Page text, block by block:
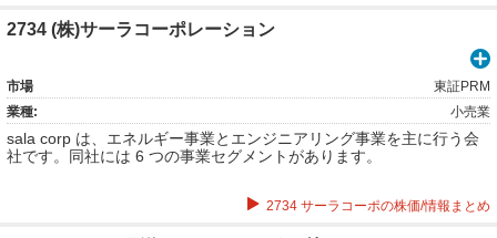
2734 (株)サーラコーポレーション
市場
東証PRM
業種:
小売業
sala corp は、エネルギー事業とエンジニアリング事業を主に行う会
社です。同社には 6 つの事業セグメントがあります。
2734 サーラコーポの株価/情報まとめ